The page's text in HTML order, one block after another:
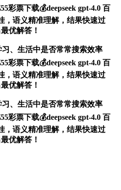
彩票下载💰deepseek gpt-4.0 百
，语义精准理解，结果快速过
优解答！
、生活中是否常常搜索效率
彩票下载💰deepseek gpt-4.0 百
，语义精准理解，结果快速过
优解答！
、生活中是否常常搜索效率
彩票下载💰deepseek gpt-4.0 百
，语义精准理解，结果快速过
优解答！